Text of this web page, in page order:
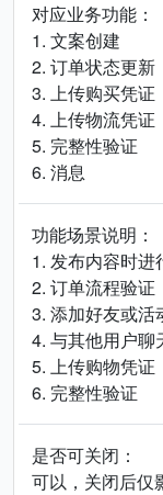
对应业务功能：
1. 文案创建
2. 订单状态更新
3. 上传购买凭证
4. 上传物流凭证
5. 完整性验证
6. 消息
功能场景说明：
1. 发布内容时进
2. 订单流程验证
3. 添加好友或活
4. 与其他用户聊
5. 上传购物凭证
6. 完整性验证
是否可关闭：
可以，关闭后仅